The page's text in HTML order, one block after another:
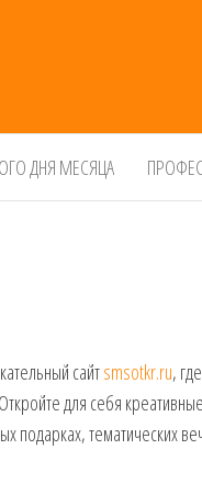
ДНЯ МЕСЯЦА
сайтsmsotkr.ru,
для себя
подарках, тематических